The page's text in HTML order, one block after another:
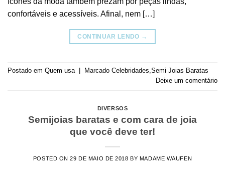
confortáveis e acessíveis. Afinal, nem […]
CONTINUAR LENDO →
Postado em Quem usa Marcado Celebridades Semi Joias Baratas
Deixe um comentário
DIVERSOS
Semijoias baratas e com cara de joia
que você deve ter!
POSTED ON29 DE MAIO DE 2018 BY MADAME WAUFEN